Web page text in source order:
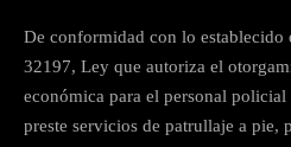
De conformidad con lo
32197, Ley que autoriza el
económica para el personal
preste servicios de patrullaje a pie,